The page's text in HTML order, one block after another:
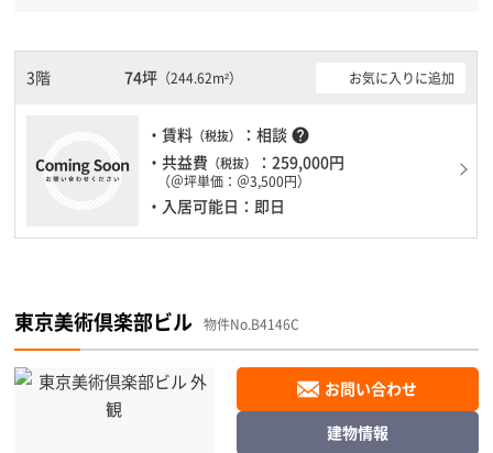
ている方にオススメです。土日・祝日も利用可能になりますので自
由に出入りが出来ます。駐車場完備なので、車の必要なお客様には
3階 74坪 （244.62m²） お気に入りに追加
・賃料 （税抜） ：相談 help
・共益費 （税抜） ：259,000円
（＠坪単価：＠3,500円）
・入居可能日：即日
東京美術倶楽部ビル 物件No.B4146C
お問い合わせ
建物情報